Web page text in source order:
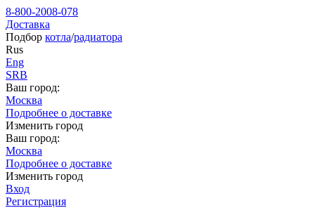
8-800-2008-078
Доставка
Подбор котла/радиатора
Rus
Eng
SRB
Ваш город:
Москва
Подробнее о доставке
Изменить город
Ваш город:
Москва
Подробнее о доставке
Изменить город
Вход
Регистрация